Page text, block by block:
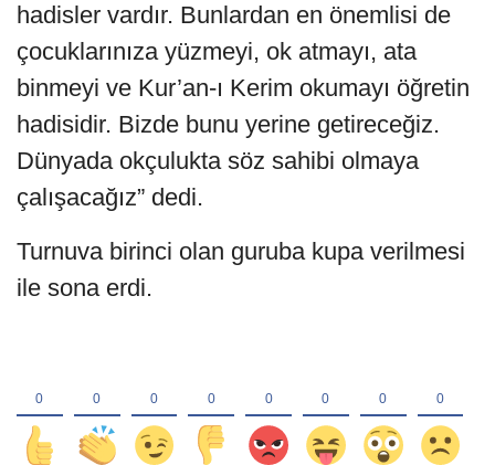
hadisler vardır. Bunlardan en önemlisi de
çocuklarınıza yüzmeyi, ok atmayı, ata
binmeyi ve Kur’an-ı Kerim okumayı öğretin
hadisidir. Bizde bunu yerine getireceğiz.
Dünyada okçulukta söz sahibi olmaya
çalışacağız” dedi.
Turnuva birinci olan guruba kupa verilmesi
ile sona erdi.